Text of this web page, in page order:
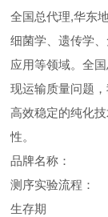
全国总代理,华东
细菌学、遗传学
应用等领域。全
现运输质量问题
高效稳定的纯化
性。
品牌名称：
测序实验流程：
生存期